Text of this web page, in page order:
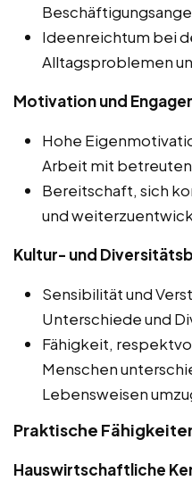
Ideenreichtum bei
Alltagsproblemen
Motivation und
Hohe
Arbeit mit betreuten
Bereitschaft, sich
und
Kultur- und
Sensibilität und
Unterschiede und
Fähigkeit,
Menschen
Lebensweisen
Praktische
Hauswirtschaftliche